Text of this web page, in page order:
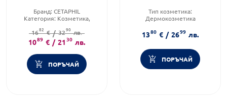
295мл
Бранд: CETAPHIL
Категория: Козметика,
Продуктова линия:PRO ITCH
CONTROL
1682 € / 3290 лв.
1089 € / 2130 лв.
ПОРЪЧАЙ
236мл
Тип козметика:
Дермокозметика
Форма на продукта:пяна
1380 € / 2699 лв.
ПОРЪЧАЙ